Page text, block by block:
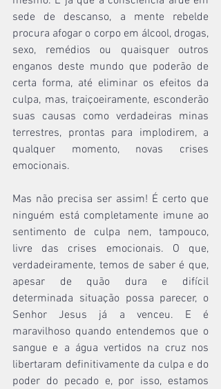
sede de descanso, a mente rebelde
procura afogar o corpo em álcool, drogas,
sexo, remédios ou quaisquer outros
enganos deste mundo que poderão de
certa forma, até eliminar os efeitos da
culpa, mas, traiçoeiramente, esconderão
suas causas como verdadeiras minas
terrestres, prontas para implodirem, a
qualquer momento, novas crises
emocionais.
Mas não precisa ser assim! É certo que
ninguém está completamente imune ao
sentimento de culpa nem, tampouco,
livre das crises emocionais. O que,
verdadeiramente, temos de saber é que,
apesar de quão dura e difícil
determinada situação possa parecer, o
Senhor Jesus já a venceu. E é
maravilhoso quando entendemos que o
sangue e a água vertidos na cruz nos
libertaram definitivamente da culpa e do
poder do pecado e, por isso, estamos